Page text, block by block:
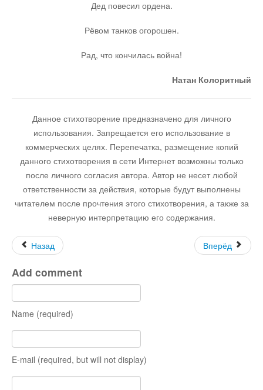
Мысли
Языки
Lietuviškai
English
Deutsch
Остальное
Дед повесил ордена.
Рёвом танков огорошен.
Рад, что кончилась война!
Натан Колоритный
Данное стихотворение предназначено для личного
использования. Запрещается его использование в
коммерческих целях. Перепечатка, размещение копий
данного стихотворения в сети Интернет возможны только
после личного согласия автора. Автор не несет любой
ответственности за действия, которые будут выполнены
читателем после прочтения этого стихотворения, а также за
неверную интерпретацию его содержания.
Назад Вперёд
Add comment
Name (required)
E-mail (required, but will not display)